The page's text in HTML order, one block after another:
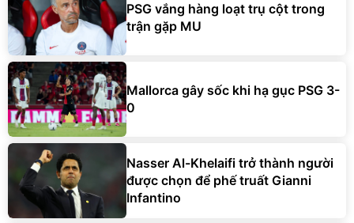
PSG vắng hàng loạt trụ cột trong
trận gặp MU
Mallorca gây sốc khi hạ gục PSG 3-
0
Nasser Al-Khelaifi trở thành người
được chọn để phế truất Gianni
Infantino